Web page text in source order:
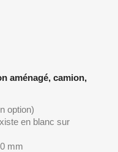
aménagé, camion,
option)
en blanc sur
mm